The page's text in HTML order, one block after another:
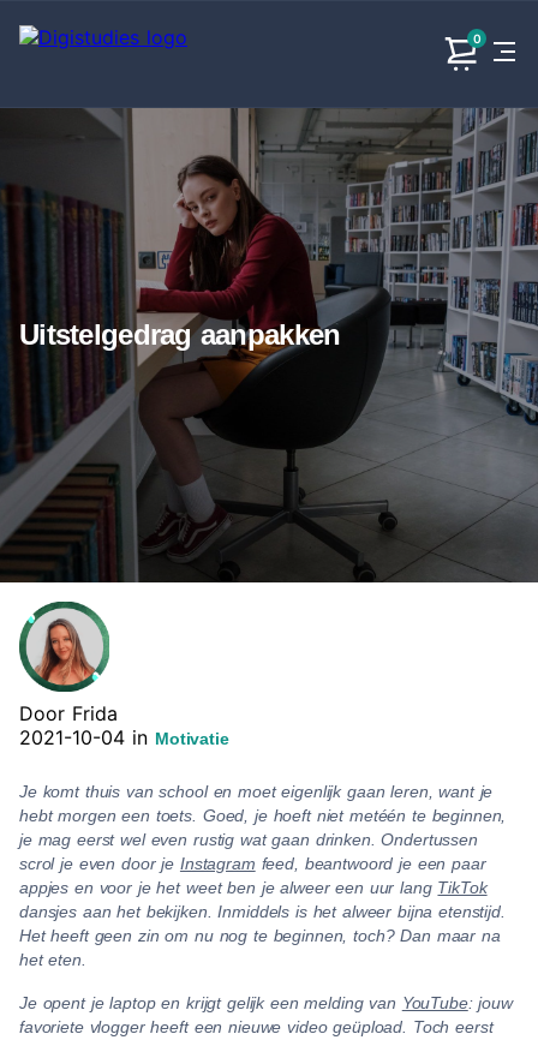
0
Geen
Taalvakken
vakken.
Maatschappijvakken
Geen vakken.
Producten
Uitstelgedrag aanpakken
Door Frida
2021-10-04 in Motivatie
Je komt thuis van school en moet eigenlijk gaan leren, want je
hebt morgen een toets. Goed, je hoeft niet metéén te beginnen,
je mag eerst wel even rustig wat gaan drinken. Ondertussen
scrol je even door je Instagram feed, beantwoord je een paar
appjes en voor je het weet ben je alweer een uur lang TikTok
dansjes aan het bekijken. Inmiddels is het alweer bijna etenstijd.
Het heeft geen zin om nu nog te beginnen, toch? Dan maar na
het eten.
Je opent je laptop en krijgt gelijk een melding van YouTube: jouw
favoriete vlogger heeft een nieuwe video geüpload. Toch eerst